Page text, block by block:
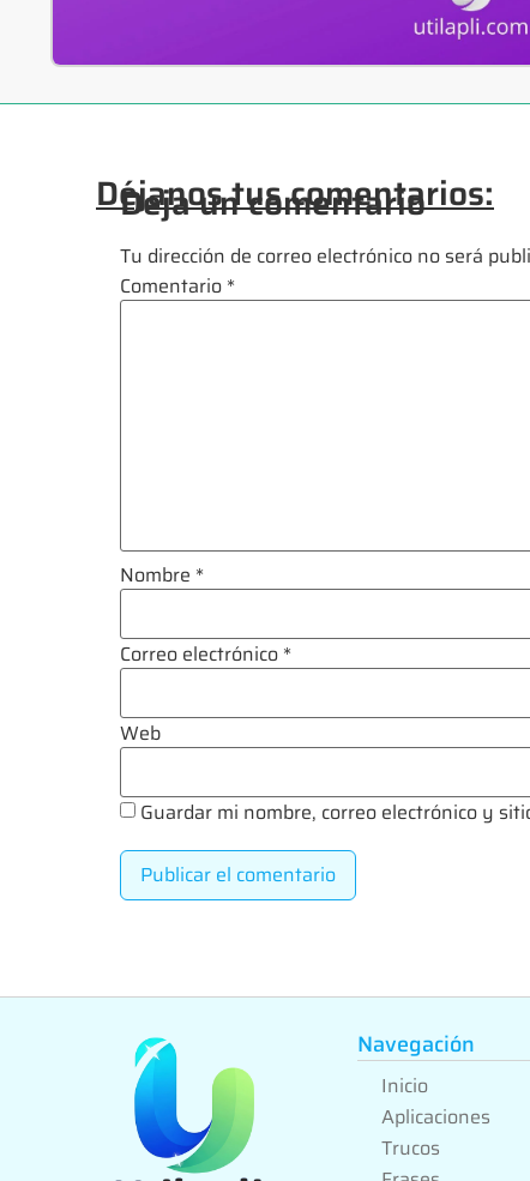
Déjanos tus comentarios:
Deja un comentario
Tu dirección de correo electrónico no será
Comentario *
Nombre *
Correo electrónico *
Web
Guardar mi nombre, correo electrónico y
Navegación
Inicio
Aplicaciones
Trucos